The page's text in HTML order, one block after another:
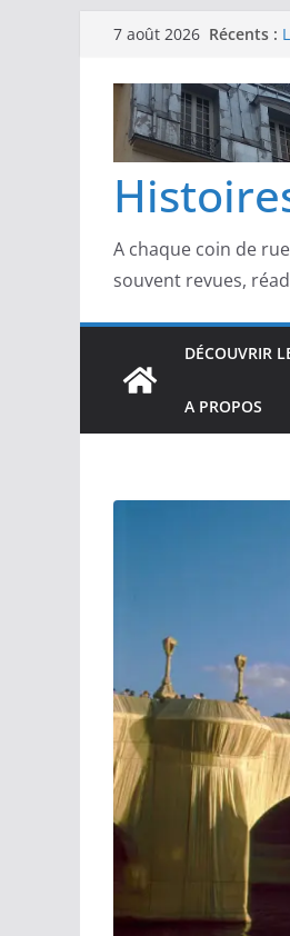
Passer
contenu
7 août 2026 Récents :
A chaque coin de
souvent revues,
DÉCOUVRIR
A PROPOS